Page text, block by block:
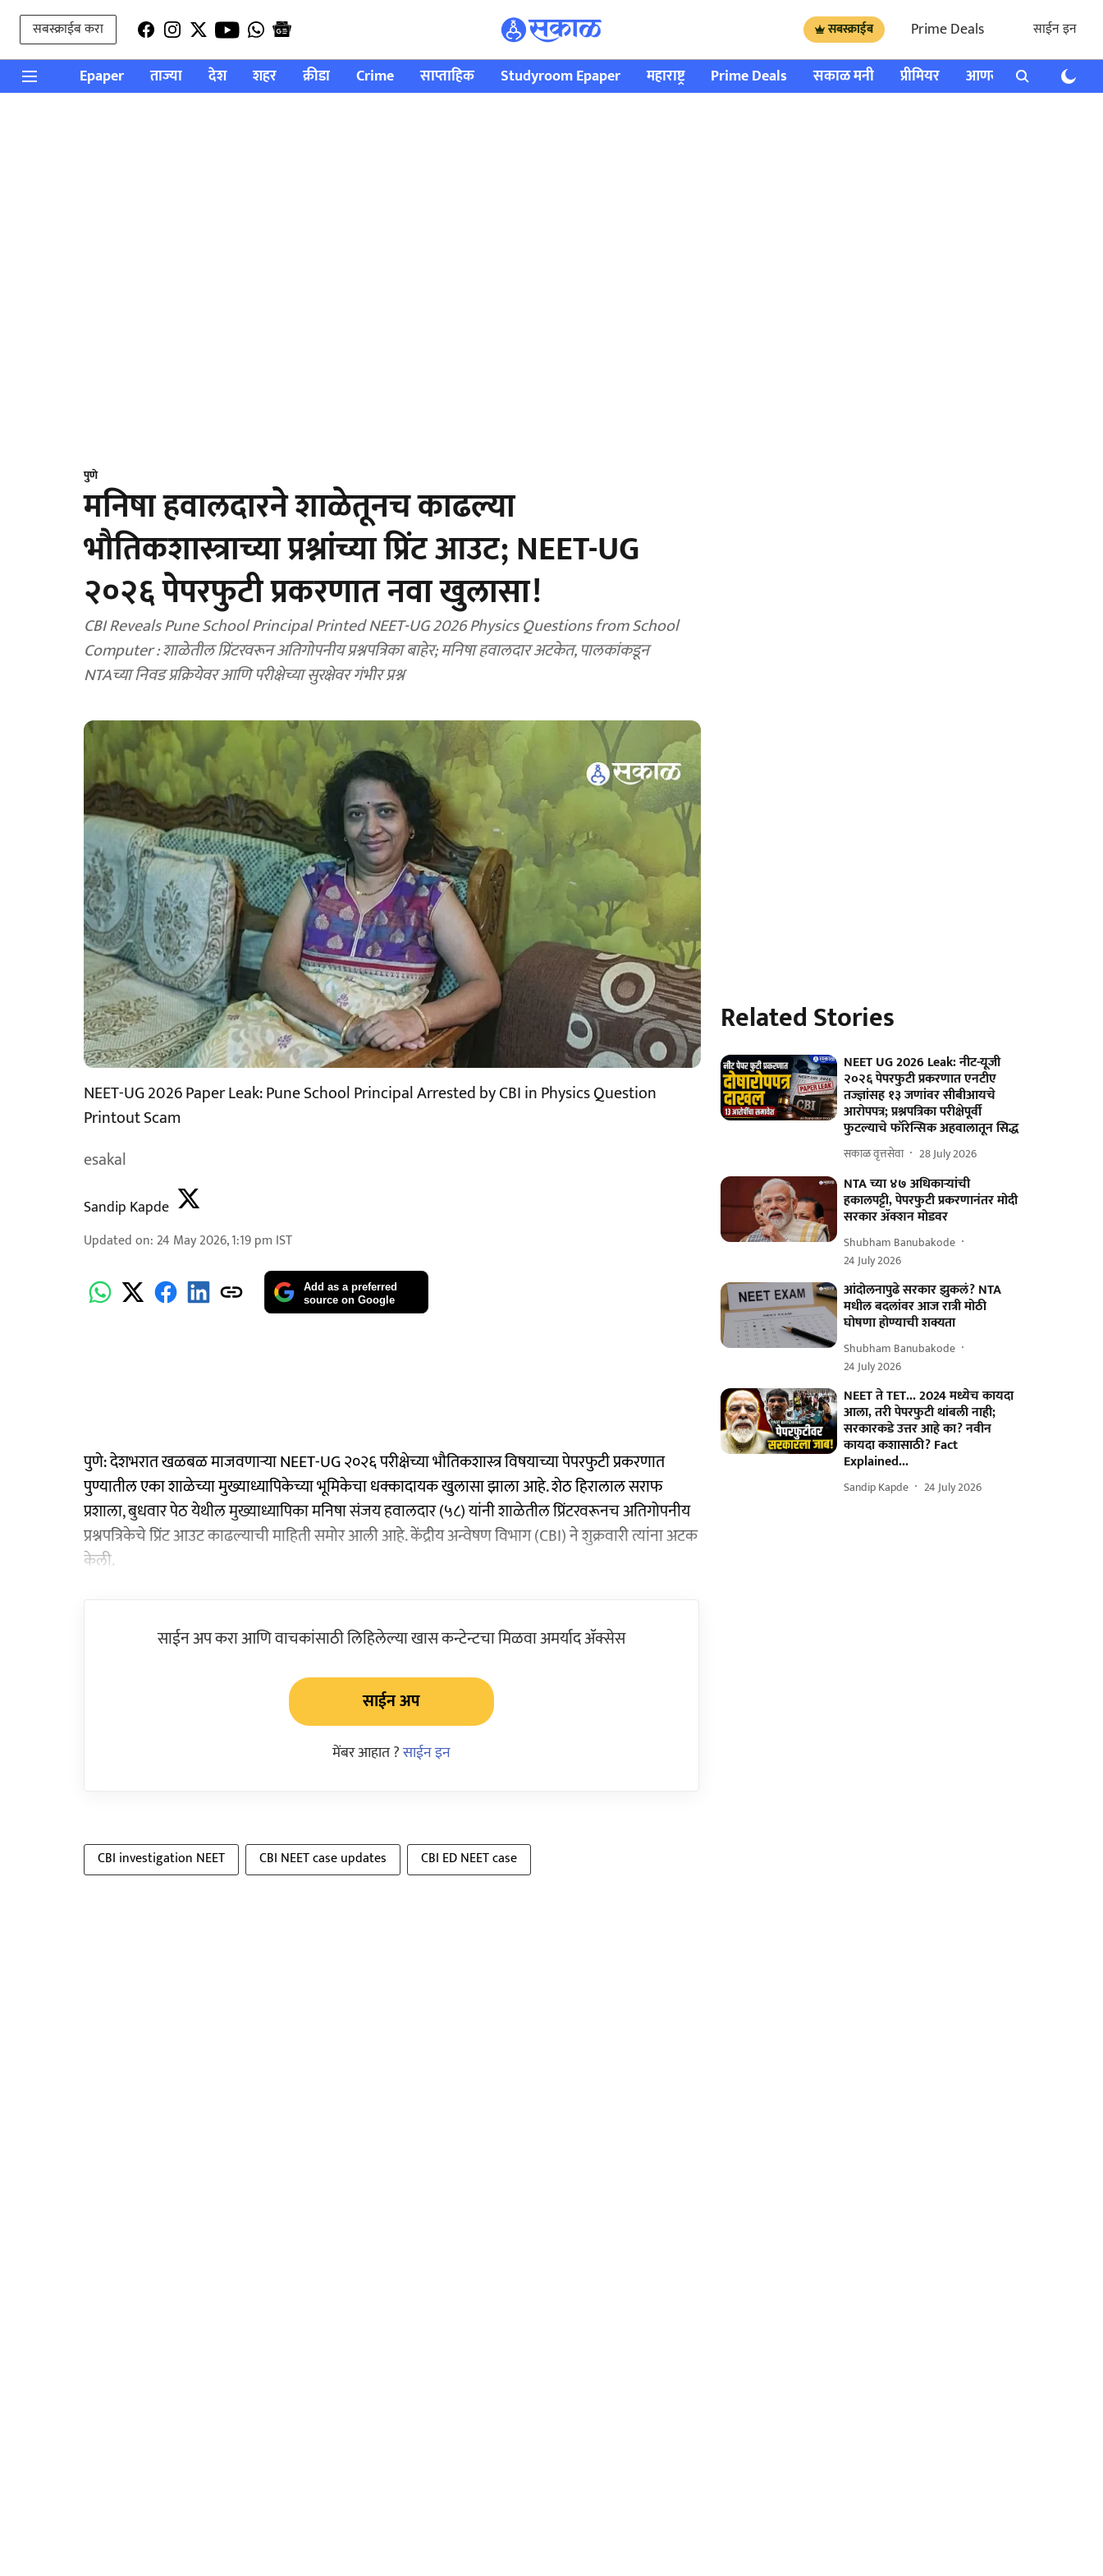
सबस्क्राईब करा सबस्क्राईब Prime Deals साईन इन
Epaper ताज्या देश शहर क्रीडा Crime साप्ताहिक Studyroom Epaper महाराष्ट्र Prime Deals सकाळ मनी प्रीमियर आणखी राशी भविष्य
पुणे
मनिषा हवालदारने शाळेतूनच काढल्या
भौतिकशास्त्राच्या प्रश्नांच्या प्रिंट आउट; NEET-UG
२०२६ पेपरफुटी प्रकरणात नवा खुलासा!
CBI Reveals Pune School Principal Printed NEET-UG 2026 Physics Questions from School
Computer : शाळेतील प्रिंटरवरून अतिगोपनीय प्रश्नपत्रिका बाहेर; मनिषा हवालदार अटकेत, पालकांकडून
NTAच्या निवड प्रक्रियेवर आणि परीक्षेच्या सुरक्षेवर गंभीर प्रश्न
NEET-UG 2026 Paper Leak: Pune School Principal Arrested by CBI in Physics Question
Printout Scam
esakal
Sandip Kapde
Updated on: 24 May 2026, 1:19 pm IST
Add as a preferred
source on Google
पुणे: देशभरात खळबळ माजवणाऱ्या NEET-UG २०२६ परीक्षेच्या भौतिकशास्त्र विषयाच्या पेपरफुटी प्रकरणात
पुण्यातील एका शाळेच्या मुख्याध्यापिकेच्या भूमिकेचा धक्कादायक खुलासा झाला आहे. शेठ हिरालाल सराफ
प्रशाला, बुधवार पेठ येथील मुख्याध्यापिका मनिषा संजय हवालदार (५८) यांनी शाळेतील प्रिंटरवरूनच अतिगोपनीय
प्रश्नपत्रिकेचे प्रिंट आउट काढल्याची माहिती समोर आली आहे. केंद्रीय अन्वेषण विभाग (CBI) ने शुक्रवारी त्यांना अटक
केली.
साईन अप करा आणि वाचकांसाठी लिहिलेल्या खास कन्टेन्टचा मिळवा अमर्याद ॲक्सेस
साईन अप
मेंबर आहात ?साईन इन
CBI investigation NEET CBI NEET case updates CBI ED NEET case
Related Stories
NEET UG 2026 Leak: नीट-यूजी
२०२६ पेपरफुटी प्रकरणात एनटीए
तज्ज्ञांसह १३ जणांवर सीबीआयचे
आरोपपत्र; प्रश्नपत्रिका परीक्षेपूर्वी
फुटल्याचे फॉरेन्सिक अहवालातून सिद्ध
सकाळ वृत्तसेवा 28 July 2026
NTA च्या ४७ अधिकाऱ्यांची
हकालपट्टी, पेपरफुटी प्रकरणानंतर मोदी
सरकार ॲक्शन मोडवर
Shubham Banubakode
24 July 2026
आंदोलनापुढे सरकार झुकलं? NTA
मधील बदलांवर आज रात्री मोठी
घोषणा होण्याची शक्यता
Shubham Banubakode
24 July 2026
NEET ते TET... 2024 मध्येच कायदा
आला, तरी पेपरफुटी थांबली नाही;
सरकारकडे उत्तर आहे का? नवीन
कायदा कशासाठी? Fact
Explained...
Sandip Kapde 24 July 2026